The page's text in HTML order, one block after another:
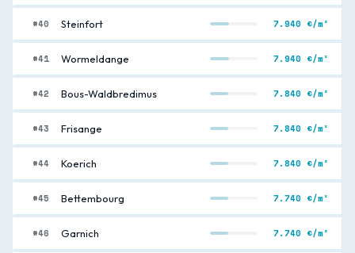
#40 Steinfort 7.940 €/m²
#41 Wormeldange 7.940 €/m²
#42 Bous-Waldbredimus 7.840 €/m²
#43 Frisange 7.840 €/m²
#44 Koerich 7.840 €/m²
#45 Bettembourg 7.740 €/m²
#46 Garnich 7.740 €/m²